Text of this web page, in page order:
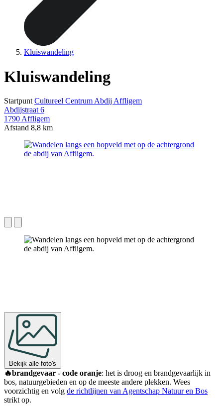
Kluiswandeling
Kluiswandeling
Startpunt Cultureel Centrum Abdij Affligem
Abdijstraat 6
1790 Affligem
Afstand 8,8 km
Bekijk alle foto's
🔥brandgevaar - code oranje: het is droog en brandgevaarlijk in
bos, natuurgebieden en op de meeste andere plekken. Wees
voorzichtig en volg de richtlijnen van Agentschap Natuur en Bos
strikt op.